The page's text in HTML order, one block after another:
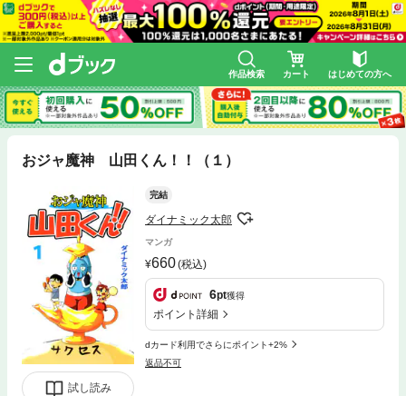
作品検索 カート はじめての方へ
おジャ魔神 山田くん！！（１）
試し読み
完結
ダイナミック太郎
マンガ
660(税込)
6pt獲得
ポイント詳細
dカード利用でさらにポイント+2%
返品不可